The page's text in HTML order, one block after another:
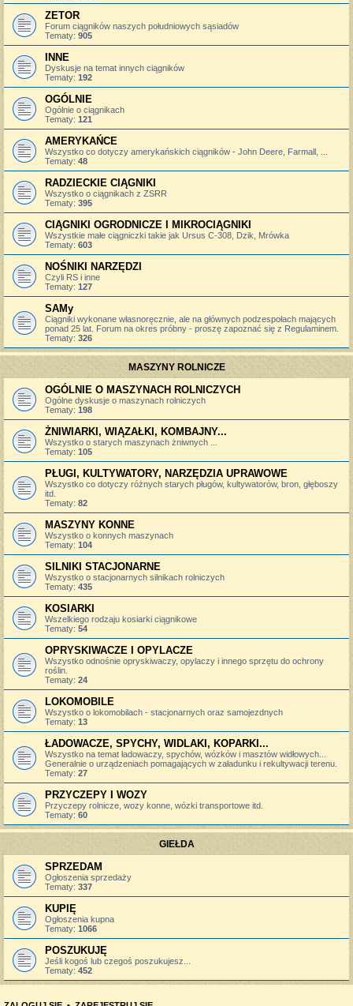
ZETOR
Forum ciągników naszych południowych sąsiadów
Tematy: 905
INNE
Dyskusje na temat innych ciągników
Tematy: 192
OGÓLNIE
Ogólnie o ciągnikach
Tematy: 121
AMERYKAŃCE
Wszystko co dotyczy amerykańskich ciągników - John Deere, Farmall, ...
Tematy: 48
RADZIECKIE CIĄGNIKI
Wszystko o ciągnikach z ZSRR
Tematy: 395
CIĄGNIKI OGRODNICZE I MIKROCIĄGNIKI
Wszystkie małe ciągniczki takie jak Ursus C-308, Dzik, Mrówka
Tematy: 603
NOŚNIKI NARZĘDZI
Czyli RS i inne
Tematy: 127
SAMy
Ciągniki wykonane własnoręcznie, ale na głównych podzespołach mających
ponad 25 lat. Forum na okres próbny - proszę zapoznać się z Regulaminem.
Tematy: 326
MASZYNY ROLNICZE
OGÓLNIE O MASZYNACH ROLNICZYCH
Ogólne dyskusje o maszynach rolniczych
Tematy: 198
ŻNIWIARKI, WIĄZAŁKI, KOMBAJNY...
Wszystko o starych maszynach żniwnych ...
Tematy: 105
PŁUGI, KULTYWATORY, NARZĘDZIA UPRAWOWE
Wszystko co dotyczy różnych starych pługów, kultywatorów, bron, głęboszy
itd.
Tematy: 82
MASZYNY KONNE
Wszystko o konnych maszynach
Tematy: 104
SILNIKI STACJONARNE
Wszystko o stacjonarnych silnikach rolniczych
Tematy: 435
KOSIARKI
Wszelkiego rodzaju kosiarki ciągnikowe
Tematy: 54
OPRYSKIWACZE I OPYLACZE
Wszystko odnośnie opryskiwaczy, opylaczy i innego sprzętu do ochrony
roślin.
Tematy: 24
LOKOMOBILE
Wszystko o lokomobilach - stacjonarnych oraz samojezdnych
Tematy: 13
ŁADOWACZE, SPYCHY, WIDLAKI, KOPARKI...
Wszystko na temat ładowaczy, spychów, wózków i masztów widłowych...
Generalnie o urządzeniach pomagających w załadunku i rekultywacji terenu.
Tematy: 27
PRZYCZEPY I WOZY
Przyczepy rolnicze, wozy konne, wózki transportowe itd.
Tematy: 60
GIEŁDA
SPRZEDAM
Ogłoszenia sprzedaży
Tematy: 337
KUPIĘ
Ogłoszenia kupna
Tematy: 1066
POSZUKUJĘ
Jeśli kogoś lub czegoś poszukujesz...
Tematy: 452